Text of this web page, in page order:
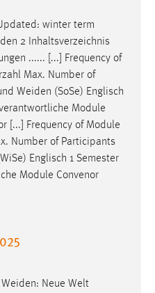
winter term
2 Inhaltsverzeichnis
...... [...] Frequency of
Max. Number of
Weiden (SoSe) Englisch
Module
[...] Frequency of Module
Number of Participants
Englisch 1 Semester
Module Convenor
Weiden: Neue Welt